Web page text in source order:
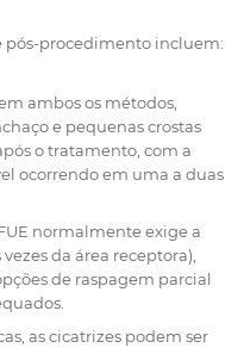
pós-procedimento incluem:
ambos os métodos,
e pequenas crostas
o tratamento, com a
ocorrendo em uma a duas
normalmente exige a
da área receptora),
de raspagem parcial
as cicatrizes podem ser